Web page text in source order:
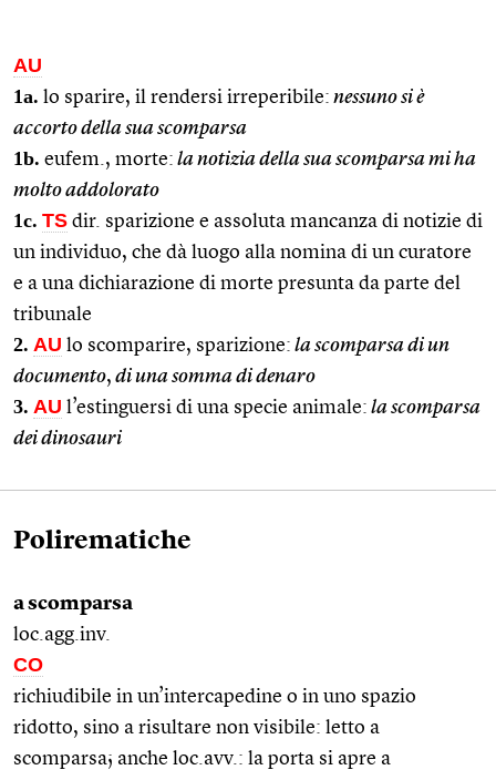
AU
1a. lo sparire, il rendersi irreperibile: nessuno si è
accorto della sua scomparsa
1b. eufem., morte: la notizia della sua scomparsa mi ha
molto addolorato
1c. TS dir. sparizione e assoluta mancanza di notizie di
un individuo, che dà luogo alla nomina di un curatore
e a una dichiarazione di morte presunta da parte del
tribunale
2. AU lo scomparire, sparizione: la scomparsa di un
documento, di una somma di denaro
3. AU l’estinguersi di una specie animale: la scomparsa
dei dinosauri
Polirematiche
a scomparsa
loc.agg.inv.
CO
richiudibile in un’intercapedine o in uno spazio
ridotto, sino a risultare non visibile: letto a
scomparsa; anche loc.avv.: la porta si apre a